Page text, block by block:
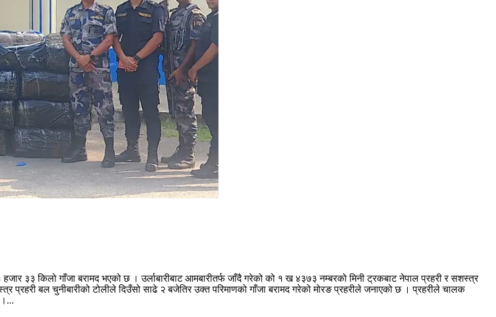
३३ किलो गाँजा बरामद भएको छ । उर्लाबारीबाट आमबारीतर्फ जाँदै गरेको को १ ख ४३७३ नम्बरको मिनी ट्रकबाट नेपाल प्रहरी र सशस्त्र
प्रहरी बल चुनीबारीको टोलीले दिउँसो साढे २ बजेतिर उक्त परिमाणको गाँजा बरामद गरेको मोरङ प्रहरीले जनाएको छ । प्रहरीले चालक